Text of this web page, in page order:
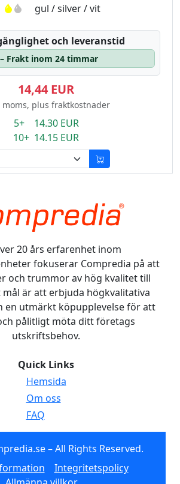
gul / silver / vit
och leveranstid
Frakt inom 24 timmar
14,44 EUR
moms, plus fraktkostnader
5+ 14.30 EUR
10+ 14.15 EUR
20 års erfarenhet inom
fokuserar Compredia på att
och trummor av hög kvalitet till
är att erbjuda högkvalitativa
en utmärkt köpupplevelse för att
pålitligt möta ditt företags
utskriftsbehov.
Quick Links
Hemsida
Om oss
FAQ
– All Rights Reserved.
Integritetspolicy